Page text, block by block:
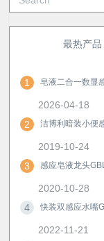
最热产品
1 皂液二合一数显
2026-04-18
2
洁博利暗装小便
2019-10-24
3
感应皂液龙头
2020-10-28
4
快装双感应水嘴
2022-11-21